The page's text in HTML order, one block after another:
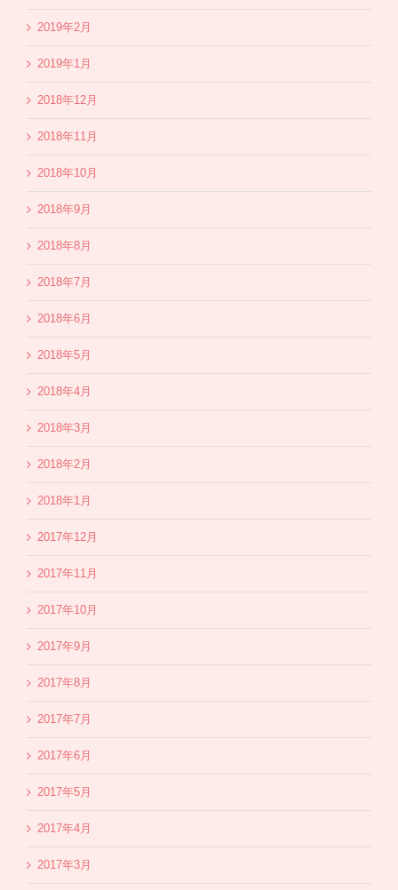
2019年2月
2019年1月
2018年12月
2018年11月
2018年10月
2018年9月
2018年8月
2018年7月
2018年6月
2018年5月
2018年4月
2018年3月
2018年2月
2018年1月
2017年12月
2017年11月
2017年10月
2017年9月
2017年8月
2017年7月
2017年6月
2017年5月
2017年4月
2017年3月